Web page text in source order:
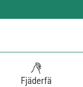
Fjäderfä